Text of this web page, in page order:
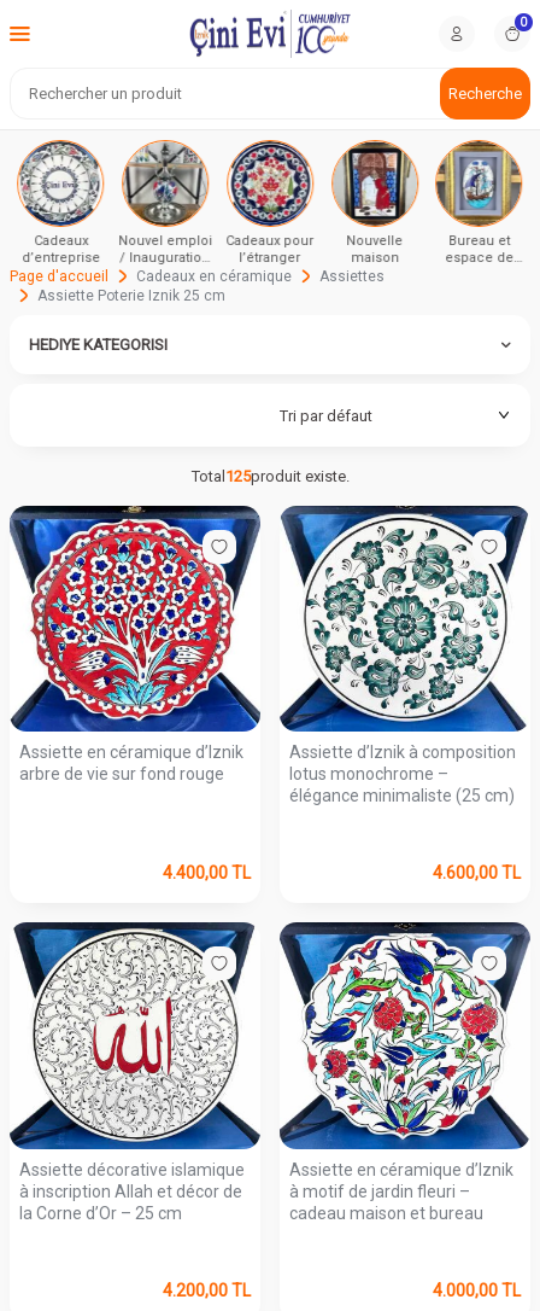
Recherche
0
Cadeaux
d’entreprise
Nouvel emploi
/ Inauguration
et cérémonie
Cadeaux pour
l’étranger
Nouvelle
maison
Bureau et
espace de
Page d'accueil Cadeaux en céramique
Assiettes
Assiette Poterie Iznik 25 cm
HEDIYE KATEGORISI
Total 125produit existe.
Assiette en céramique d’Iznik
arbre de vie sur fond rouge
4.400,00TL
Assiette d’Iznik à composition
lotus monochrome –
élégance minimaliste (25 cm)
4.600,00TL
Assiette décorative islamique
à inscription Allah et décor de
la Corne d’Or – 25 cm
4.200,00TL
Assiette en céramique d’Iznik
à motif de jardin fleuri –
cadeau maison et bureau
4.000,00TL